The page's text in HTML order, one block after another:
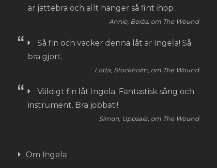
är jättebra och allt hänger så fint ihop.
Annie, Borås, om The Wound
Så fin och vacker denna låt är Ingela! Så
bra gjort.
Lotta, Stockholm, om The Wound
Väldigt fin låt Ingela. Fantastisk sång och
instrument. Bra jobbat!!
Simon, Uppsala, om The Wound
Om Ingela